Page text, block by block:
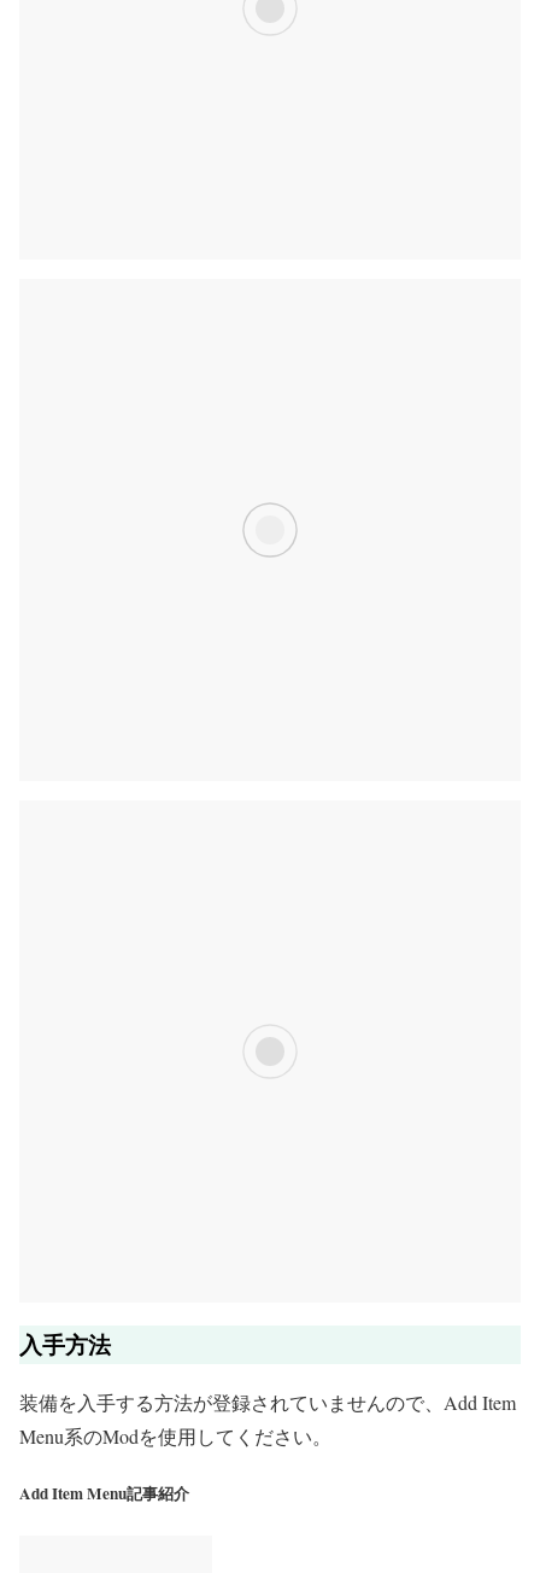
入手方法
装備を入手する方法が登録されていませんので、Add Item
Menu系のModを使用してください。
Add Item Menu記事紹介